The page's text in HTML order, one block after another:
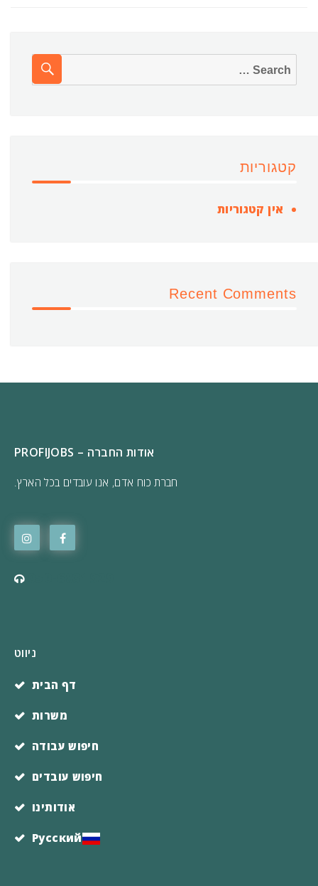
Search
for:
קטגוריות
אין קטגוריות
Recent Comments
אודות החברה – PROFIJOBS
חברת כוח אדם, אנו עובדים בכל הארץ.
ניווט
דף הבית
משרות
חיפוש עבודה
חיפוש עובדים
אודותינו
Русский